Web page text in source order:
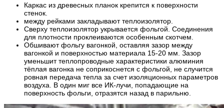
Каркас из древесных планок крепится к поверхности
стенок.
между рейками закладывают теплоизолятор.
Сверху теплоизолятор укрывается фольгой. Соединения
для плотности проклеиваются особенным скотчем.
Обшивают фольгу вагонкой, оставляя зазор между
вагонкой и поверхностью материала 15-20 мм. Зазор
уменьшит теплопроводные характеристики алюминия
тёплая вагонка не соприкоснется с фольгой, не случится
ровная передача тепла за счет изоляционных параметров
воздуха. В один миг все ИК-лучи, попадающие на
поверхность фольги, отразятся назад в парильню.